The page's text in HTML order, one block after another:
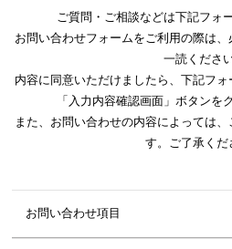
ご質問・ご相談などは下記フォ
お問い合わせフォームをご利用の際は、
一読ください
内容に同意いただけましたら、下記フォ
「入力内容確認画面」ボタンを
また、お問い合わせの内容によっては
す。ご了承くだ
お問い合わせ項目